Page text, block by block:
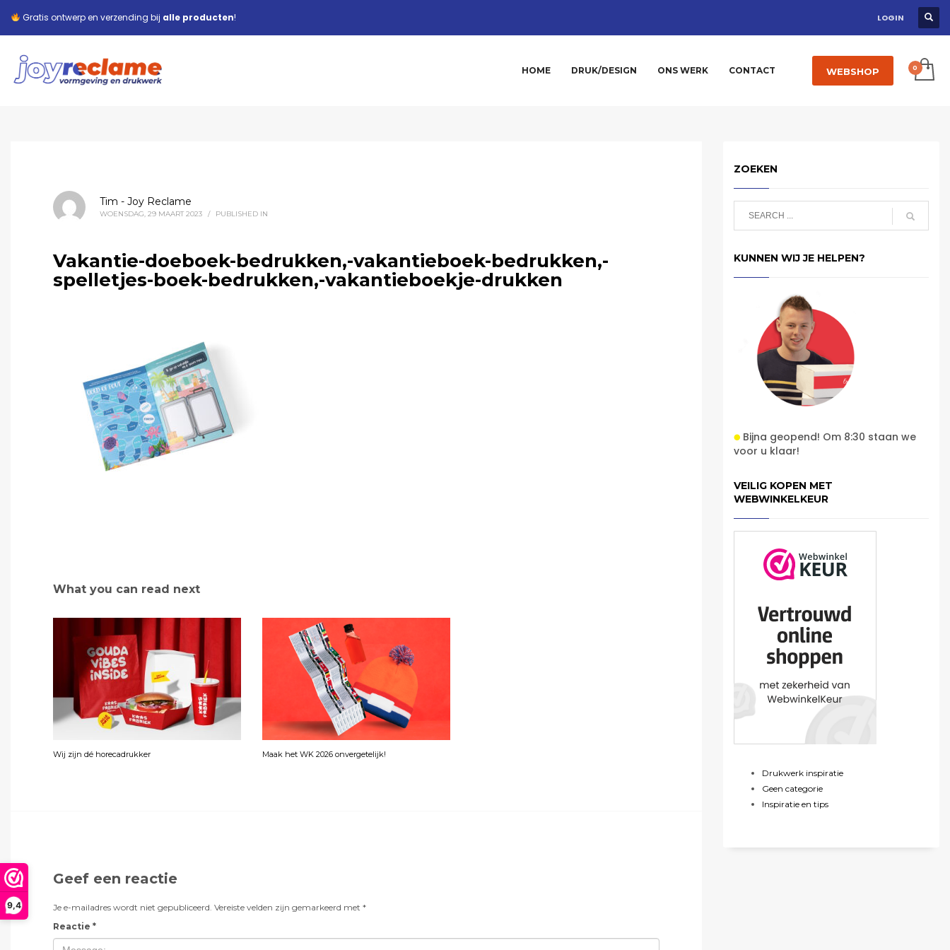
9,4
Gratis ontwerp en verzending bij alle producten! LOGIN
HOME DRUK/DESIGN ONS WERK CONTACT WEBSHOP
Tim - Joy Reclame
WOENSDAG, 29 MAART 2023 / PUBLISHED IN
Vakantie-doeboek-bedrukken,-vakantieboek-bedrukken,-
spelletjes-boek-bedrukken,-vakantieboekje-drukken
What you can read next
Wij zijn dé horecadrukker Maak het WK 2026 onvergetelijk!
Geef een reactie
Je e-mailadres wordt niet gepubliceerd. Vereiste velden zijn gemarkeerd met *
Reactie *
ZOEKEN
KUNNEN WIJ JE HELPEN?
Bijna geopend! Om 8:30 staan we
voor u klaar!
VEILIG KOPEN MET
WEBWINKELKEUR
Drukwerk inspiratie
Geen categorie
Inspiratie en tips